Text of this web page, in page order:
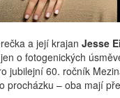
a její krajan Jesse
o fotogenických
jubilejní 60. ročník
procházku – oba mají